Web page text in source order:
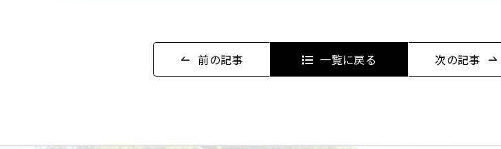
前の記事 一覧に戻る 次の記事